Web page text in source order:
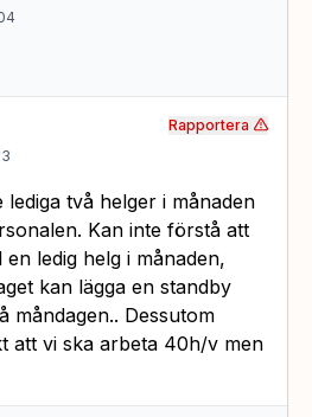
två helger i månaden
Kan inte förstå att
ledig helg i månaden,
kan lägga en standby
måndagen.. Dessutom
att vi ska arbeta 40h/v men
Rapportera